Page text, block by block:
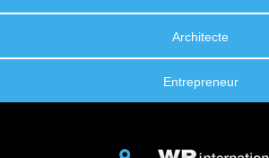
Architecte
Entrepreneur